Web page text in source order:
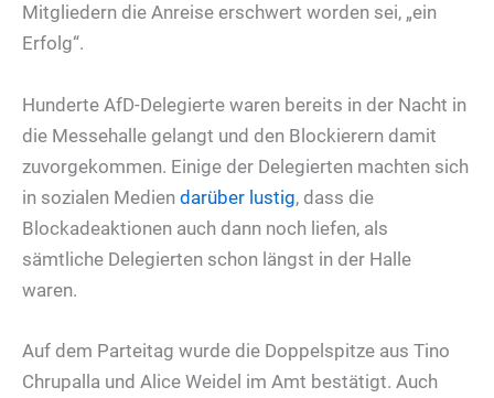
Mitgliedern die Anreise erschwert worden sei, „ein
Erfolg“.
Hunderte AfD-Delegierte waren bereits in der Nacht in
die Messehalle gelangt und den Blockierern damit
zuvorgekommen. Einige der Delegierten machten sich
in sozialen Medien darüber lustig, dass die
Blockadeaktionen auch dann noch liefen, als
sämtliche Delegierten schon längst in der Halle
waren.
Auf dem Parteitag wurde die Doppelspitze aus Tino
Chrupalla und Alice Weidel im Amt bestätigt. Auch